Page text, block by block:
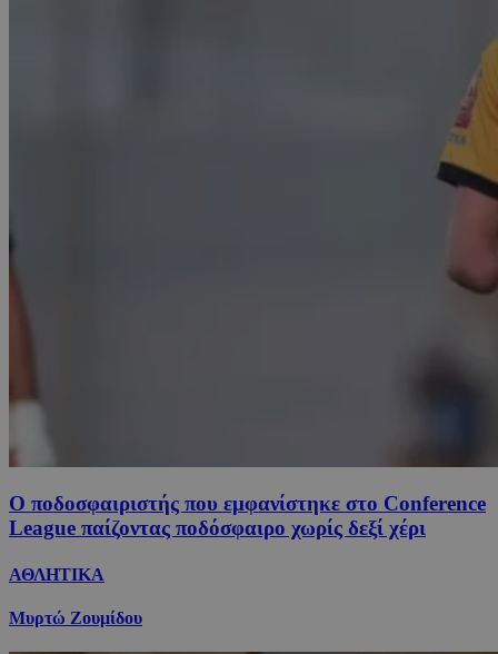
Ο ποδοσφαιριστής που εμφανίστηκε στο Conference
League παίζοντας ποδόσφαιρο χωρίς δεξί χέρι
ΑΘΛΗΤΙΚΑ
Μυρτώ Ζουμίδου